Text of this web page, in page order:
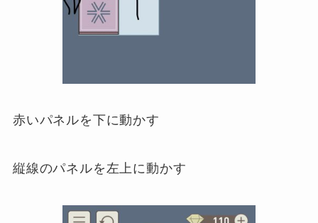
赤いパネルを下に動かす
縦線のパネルを左上に動かす